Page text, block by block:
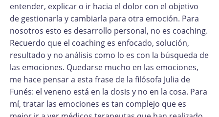
entender, explicar o ir hacia el dolor con el objetivo
de gestionarla y cambiarla para otra emoción. Para
nosotros esto es desarrollo personal, no es coaching.
Recuerdo que el coaching es enfocado, solución,
resultado y no análisis como lo es con la búsqueda de
las emociones. Quedarse mucho en las emociones,
me hace pensar a esta frase de la filósofa Julia de
Funés: el veneno está en la dosis y no en la cosa. Para
mí, tratar las emociones es tan complejo que es